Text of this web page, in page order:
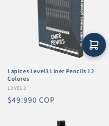
Lapices Level3 Liner Pencils 12
Colores
Proveedor:
L3VEL3
Precio
$49.990 COP